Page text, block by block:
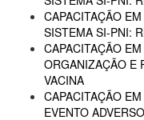
CAPACITAÇÃO
SISTEMA SI-PNI:
CAPACITAÇÃO
ORGANIZAÇÃO E
VACINA
CAPACITAÇÃO
EVENTO